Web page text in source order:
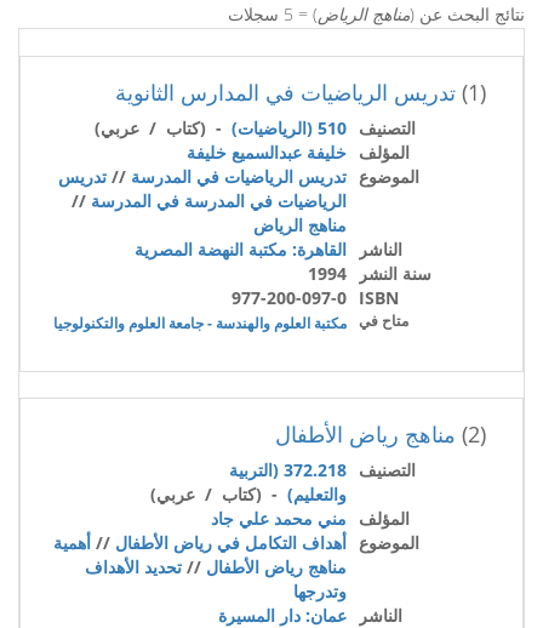
نتائج البحث عن (مناهج الرياض) = 5 سجلات
(1) تدريس الرياضيات في المدارس الثانوية
التصنيف 510 (الرياضيات)
- (كتاب / عربي)
المؤلف خليفة عبدالسميع خليفة
الموضوع تدريس الرياضيات في المدرسة // تدريس
الرياضيات في المدرسة في المدرسة //
مناهج الرياض
الناشر
القاهرة: مكتبة النهضة المصرية
سنة النشر
1994
ISBN
977-200-097-0
متاح في مكتبة العلوم والهندسة - جامعة العلوم والتكنولوجيا
(2) مناهج رياض الأطفال
التصنيف
372.218 (التربية
والتعليم) - (كتاب / عربي)
المؤلف
مني محمد علي جاد
الموضوع أهداف التكامل في رياض الأطفال // أهمية
مناهج رياض الأطفال // تحديد الأهداف
وتدرجها
الناشر
عمان: دار المسيرة